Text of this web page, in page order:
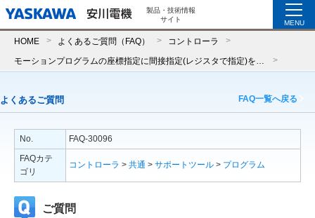
製品・技術情報
サイト
MENU
HOME よくあるご質問（FAQ） コントローラ
よくあるご質問 FAQ一覧へ戻る
No.
FAQ-30096
FAQカテ
ゴリ
コントローラ > 共通 > サポートツール > プログラム
ご質問